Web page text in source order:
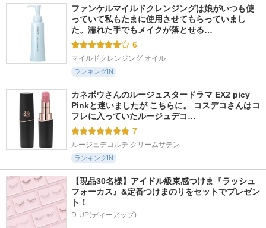
ファンケルマイルドクレンジングは娘がいつも使
っていて私もたまに使用させてもらっていまし
た。濡れた手でもメイクが落とせる…
6
マイルドクレンジング オイル
ランキングIN
カネボウさんのルージュスタードラマ EX2 picy
Pinkと迷いましたが こちらに。 コスデコさんはコ
フレに入っていたルージュデコ…
7
ルージュデコルテ クリームサテン
ランキングIN
【現品30名様】アイドル級束感つけま『ラッシュ
フォーカス』&定番つけまのりをセットでプレゼン
ト！
D-UP(ディーアップ)